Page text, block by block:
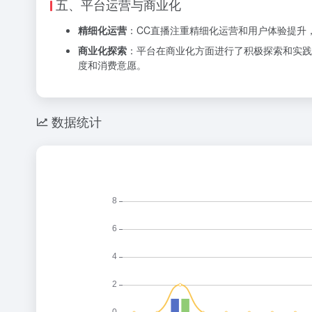
五、平台运营与商业化
精细化运营 ：CC直播注重精细化运营和用户体验提
商业化探索 ：平台在商业化方面进行了积极探索和实
度和消费意愿。
数据统计